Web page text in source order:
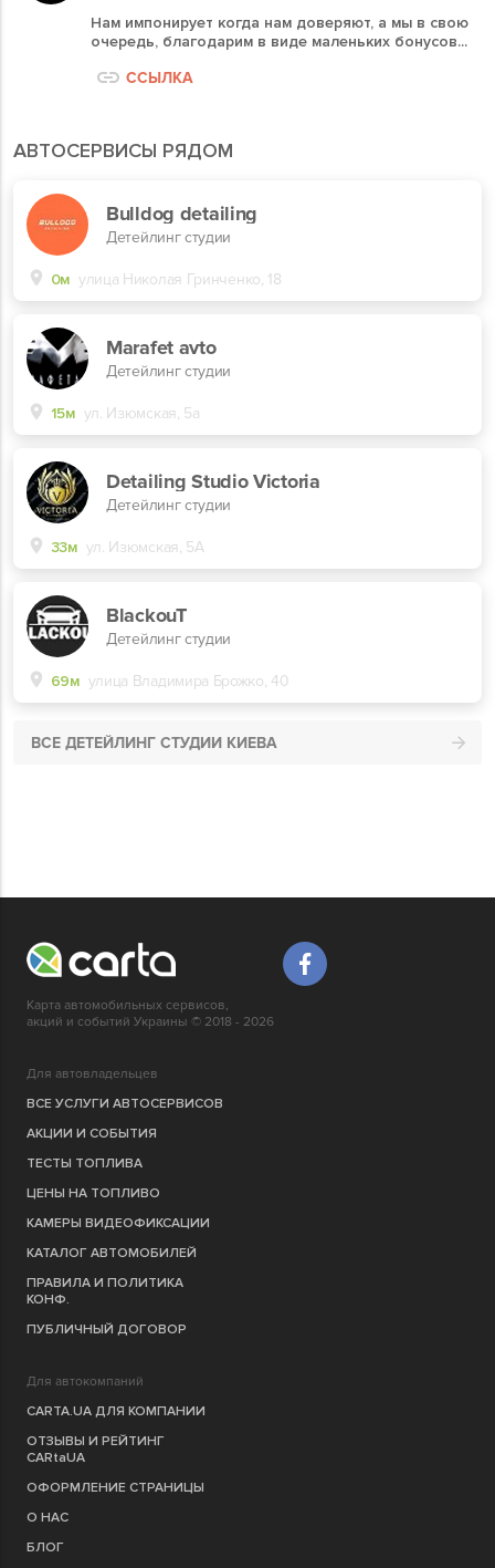
АВТОСЕРВИСЫ РЯДОМ
Bulldog detailing
Детейлинг студии
0м улица Николая Гринченко, 18
Marafet avto
Детейлинг студии
15м ул. Изюмская, 5а
Detailing Studio Victoria
Детейлинг студии
33м ул. Изюмская, 5А
BlackouT
Детейлинг студии
69м улица Владимира Брожко, 40
ВСЕ ДЕТЕЙЛИНГ СТУДИИ КИЕВА
Нам импонирует когда нам доверяют, а мы в свою
очередь, благодарим в виде маленьких бонусов...
ССЫЛКА
Карта автомобильных сервисов,
акций и событий Украины © 2018 - 2026
Для автовладельцев
ВСЕ УСЛУГИ АВТОСЕРВИСОВ
АКЦИИ И СОБЫТИЯ
ТЕСТЫ ТОПЛИВА
ЦЕНЫ НА ТОПЛИВО
КАМЕРЫ ВИДЕОФИКСАЦИИ
КАТАЛОГ АВТОМОБИЛЕЙ
ПРАВИЛА И ПОЛИТИКА
КОНФ.
ПУБЛИЧНЫЙ ДОГОВОР
Для автокомпаний
CARTA.UA ДЛЯ КОМПАНИИ
ОТЗЫВЫ И РЕЙТИНГ
CARtaUA
ОФОРМЛЕНИЕ СТРАНИЦЫ
О НАС
БЛОГ